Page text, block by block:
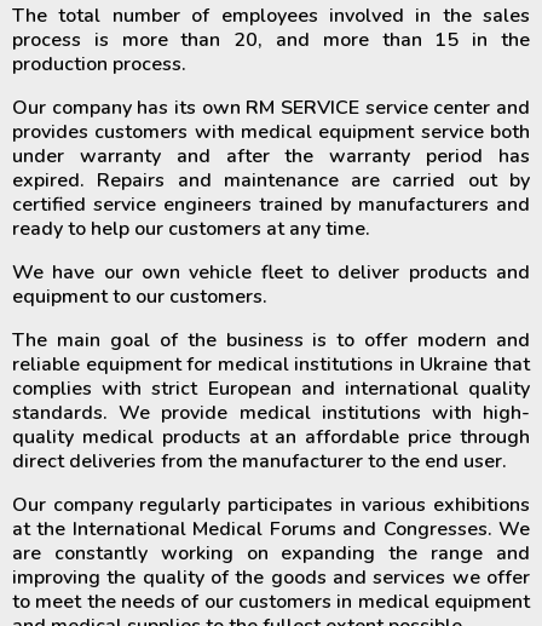
The total number of employees involved in the sales
process is more than 20, and more than 15 in the
production process.
Our company has its own RM SERVICE service center and
provides customers with medical equipment service both
under warranty and after the warranty period has
expired. Repairs and maintenance are carried out by
certified service engineers trained by manufacturers and
ready to help our customers at any time.
We have our own vehicle fleet to deliver products and
equipment to our customers.
The main goal of the business is to offer modern and
reliable equipment for medical institutions in Ukraine that
complies with strict European and international quality
standards. We provide medical institutions with high-
quality medical products at an affordable price through
direct deliveries from the manufacturer to the end user.
Our company regularly participates in various exhibitions
at the International Medical Forums and Congresses. We
are constantly working on expanding the range and
improving the quality of the goods and services we offer
to meet the needs of our customers in medical equipment